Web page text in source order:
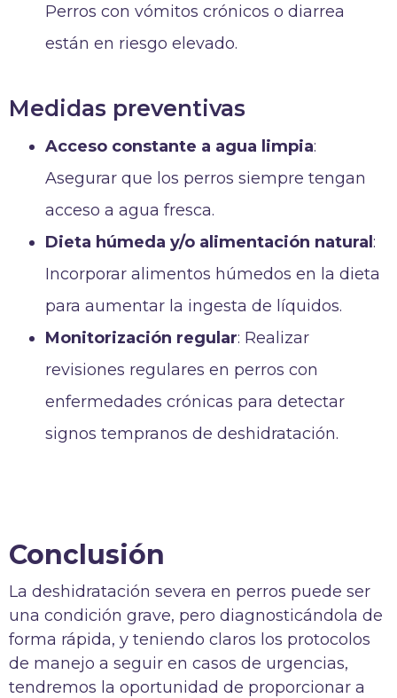
Perros con vómitos crónicos o diarrea
están en riesgo elevado.
Medidas preventivas
Acceso constante a agua limpia:
Asegurar que los perros siempre tengan
acceso a agua fresca.
Dieta húmeda y/o alimentación natural:
Incorporar alimentos húmedos en la dieta
para aumentar la ingesta de líquidos.
Monitorización regular: Realizar
revisiones regulares en perros con
enfermedades crónicas para detectar
signos tempranos de deshidratación.
Conclusión
La deshidratación severa en perros puede ser
una condición grave, pero diagnosticándola de
forma rápida, y teniendo claros los protocolos
de manejo a seguir en casos de urgencias,
tendremos la oportunidad de proporcionar a